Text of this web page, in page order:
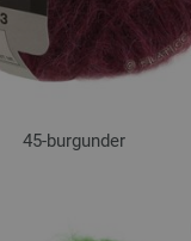
45-burgunder